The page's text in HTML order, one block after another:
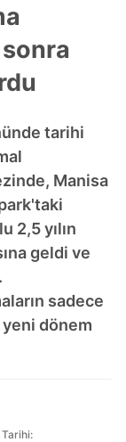
tarihi
Manisa
2,5 yılın
geldi ve
sadece
dönem